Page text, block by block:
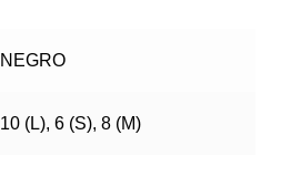
NEGRO
10 (L), 6 (S), 8 (M)